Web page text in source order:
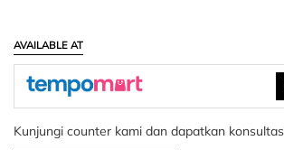
AVAILABLE AT
Kunjungi counter kami dan dapatkan